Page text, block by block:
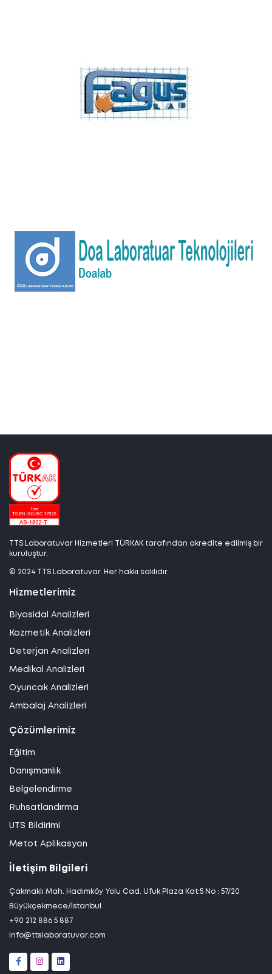
TTS Laboratuvar Hizmetleri TÜRKAK tarafından akredite edilmiş bir
kuruluştur.
© 2024 TTS Laboratuvar. Her hakkı saklıdır.
Hizmetlerimiz
Biyosidal Analizleri
Kozmetik Analizleri
Deterjan Analizleri
Medikal Analizleri
Oyuncak Analizleri
Ambalaj Analizleri
Çözümlerimiz
Eğitim
Danışmanlık
Belgelendirme
Ruhsatlandırma
UTS Bildirimi
Metot Aplikasyon
İletişim Bilgileri
Çakmaklı Mah. Hadımköy Yolu Cad. Ufuk Plaza Kat:5 No : 57/20
Büyükçekmece/İstanbul
+90 212 886 5 887
info@ttslaboratuvar.com